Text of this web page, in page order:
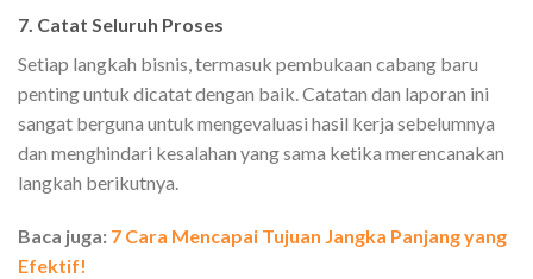
7. Catat Seluruh Proses
Setiap langkah bisnis, termasuk pembukaan cabang baru
penting untuk dicatat dengan baik. Catatan dan laporan ini
sangat berguna untuk mengevaluasi hasil kerja sebelumnya
dan menghindari kesalahan yang sama ketika merencanakan
langkah berikutnya.
Baca juga: 7 Cara Mencapai Tujuan Jangka Panjang yang
Efektif!